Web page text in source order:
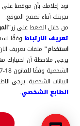
نود إعلامك بأن موقعنا
تجربتك أثناء تصفح الموقع.
من خلال الضغط على زر
تعريف الارتباط وفقًا
استخدام" ملفات تعريف
يرجى ملاحظة أن اختيارك
البيانات الشخصية. يرجى
الطابع الشخصي.
اتّصلوا بنا
حول Ooredoo
2026
الإشعارات القانونية
ISO-CEI 27001